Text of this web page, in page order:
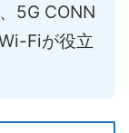
5G CONN
Fiが役立